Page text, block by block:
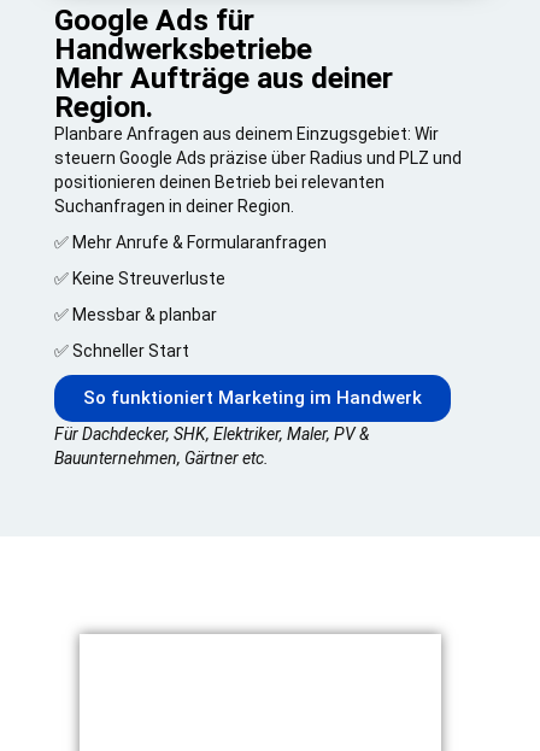
Google Ads für
Handwerksbetriebe
Mehr Aufträge aus deiner
Region.
Planbare Anfragen aus deinem Einzugsgebiet: Wir
steuern Google Ads präzise über Radius und PLZ und
positionieren deinen Betrieb bei relevanten
Suchanfragen in deiner Region.
✅ Mehr Anrufe & Formularanfragen
✅ Keine Streuverluste
✅ Messbar & planbar
✅ Schneller Start
So funktioniert Marketing im Handwerk
Für Dachdecker, SHK, Elektriker, Maler, PV &
Bauunternehmen, Gärtner etc.